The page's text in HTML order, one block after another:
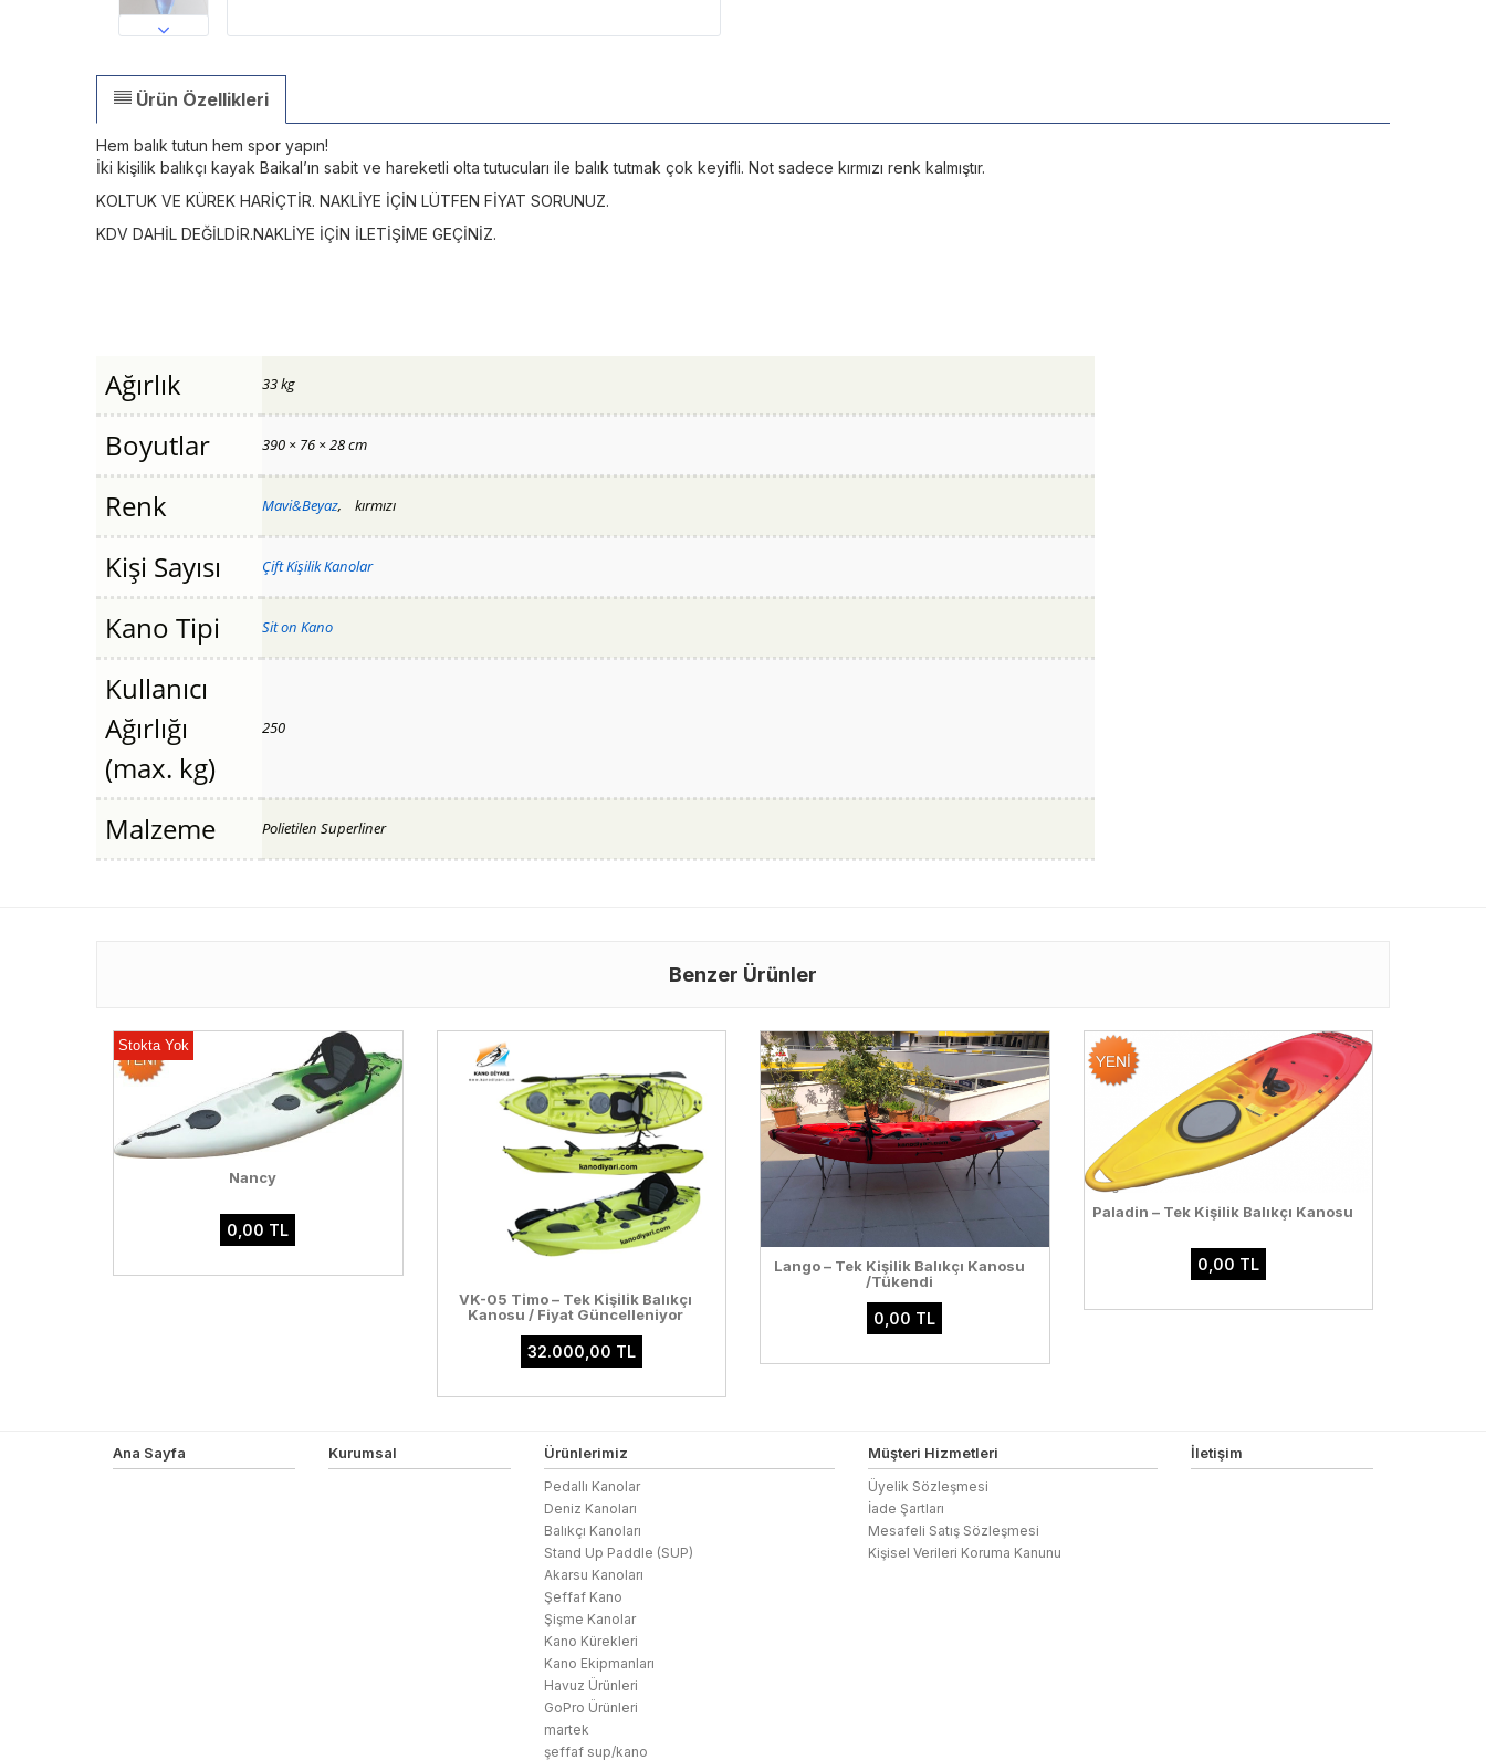
Ürün Özellikleri
Hem balık tutun hem spor yapın!
İki kişilik balıkçı kayak Baikal’ın sabit ve hareketli olta tutucuları ile balık tutmak çok keyifli. Not sadece kırmızı renk kalmıştır.
KOLTUK VE KÜREK HARİÇTİR. NAKLİYE İÇİN LÜTFEN FİYAT SORUNUZ.
KDV DAHİL DEĞİLDİR.NAKLİYE İÇİN İLETİŞİME GEÇİNİZ.
Ağırlık 33 kg
Boyutlar 390 × 76 × 28 cm
Renk Mavi&Beyaz, kırmızı
Kişi Sayısı Çift Kişilik Kanolar
Kano Tipi Sit on Kano
Kullanıcı
Ağırlığı
(max. kg)
250
Malzeme Polietilen Superliner
Benzer Ürünler
Stokta Yok
Nancy
0,00 TL
VK-05 Timo – Tek Kişilik Balıkçı
Kanosu / Fiyat Güncelleniyor
32.000,00 TL
Lango – Tek Kişilik Balıkçı Kanosu
/Tükendi
0,00 TL
Paladin – Tek Kişilik Balıkçı Kanosu
0,00 TL
Ana Sayfa Kurumsal Ürünlerimiz
Pedallı Kanolar
Deniz Kanoları
Balıkçı Kanoları
Stand Up Paddle (SUP)
Akarsu Kanoları
Şeffaf Kano
Şişme Kanolar
Kano Kürekleri
Kano Ekipmanları
Havuz Ürünleri
GoPro Ürünleri
martek
şeffaf sup/kano
Müşteri Hizmetleri
Üyelik Sözleşmesi
İade Şartları
Mesafeli Satış Sözleşmesi
Kişisel Verileri Koruma Kanunu
İletişim